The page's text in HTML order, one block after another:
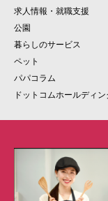
求人情報・就職支援
公園
暮らしのサービス
ペット
パパコラム
ドットコムホールディ